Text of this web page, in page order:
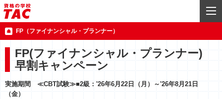
FP（ファイナンシャル・プランナー）
FP(ファイナンシャル・プランナー)
早割キャンペーン
実施期間 ≪CBT試験≫■2級：'26年6月22日（月）～'26年8月21日
（金）